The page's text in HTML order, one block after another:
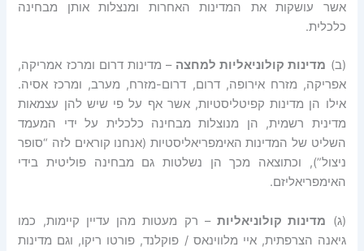
אשר עושקות את המדינות האחרות ומנצלות אותן מבחינה
כלכלית.
(ב) מדינות קולוניאליות למחצה – מדינות דרום ומרכז אמריקה,
אפריקה, מזרח אירופה, דרום, דרום-מזרח, מערב, ומרכז אסיה.
אילו הן מדינות קפיטליסטיות, אשר אף על פי שיש להן עצמאות
מדינית רשמית, הן מנוצלות מבחינה כלכלית על ידי המעמד
השליט של המדינות האימפריאליסטיות (אנחנו קוראים לזה “סופר
ניצול”), וכתוצאה מכך הן נשלטות גם מבחינה פוליטית בידי
האימפריאליזם.
(ג) מדינות קולוניאליות– רק מעטות מהן עדיין קיימות, כמו
גיאנה הצרפתית, איי מלווינאס / פוקלנד, פורטו ריקו, וגם מדינות